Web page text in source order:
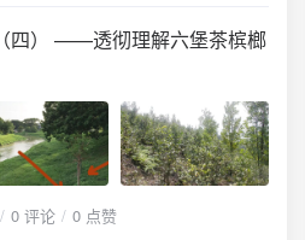
四） ——透彻理解六堡茶槟榔
0 评论 0 点赞